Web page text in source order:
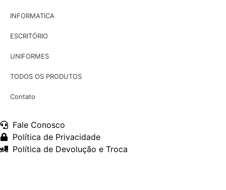
INFORMATICA
ESCRITÓRIO
UNIFORMES
TODOS OS PRODUTOS
Contato
Fale Conosco
Política de Privacidade
Política de Devolução e Troca